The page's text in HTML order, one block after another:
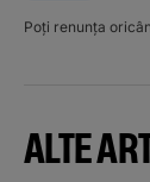
Poți renunța
ALTE